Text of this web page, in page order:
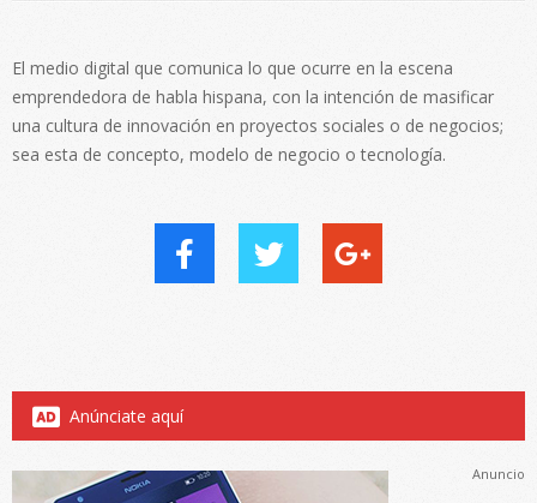
El medio digital que comunica lo que ocurre en la escena
emprendedora de habla hispana, con la intención de masificar
una cultura de innovación en proyectos sociales o de negocios;
sea esta de concepto, modelo de negocio o tecnología.
Anúnciate aquí
Anuncio